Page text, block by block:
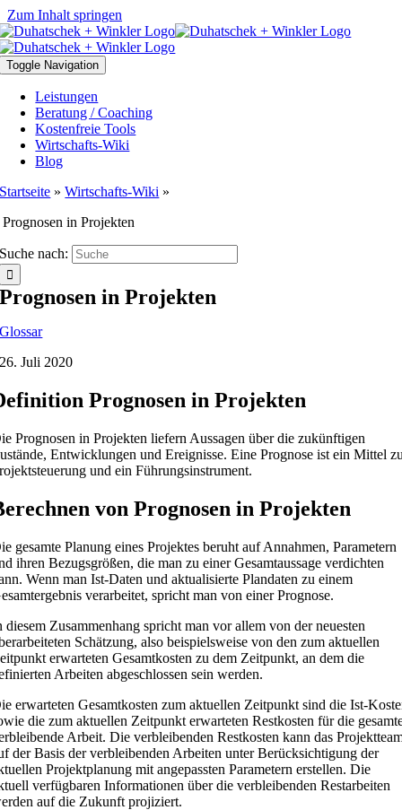
Zum Inhalt springen
Toggle Navigation
Leistungen
Beratung / Coaching
Kostenfreie Tools
Wirtschafts-Wiki
Blog
Startseite »Wirtschafts-Wiki »
Prognosen in Projekten
Suche nach:
Prognosen in Projekten
Glossar
26. Juli 2020
Prognosen in Projekten
Prognosen in Projekten liefern Aussagen über die zukünftigen
Entwicklungen und Ereignisse. Eine Prognose ist ein Mittel
und ein Führungsinstrument.
von Prognosen in Projekten
gesamte Planung eines Projektes beruht auf Annahmen, Parametern
ihren Bezugsgrößen, die man zu einer Gesamtaussage verdichten
Wenn man Ist-Daten und aktualisierte Plandaten zu einem
verarbeitet, spricht man von einer Prognose.
diesem Zusammenhang spricht man vor allem von der neuesten
Schätzung, also beispielsweise von den zum aktuellen
erwarteten Gesamtkosten zu dem Zeitpunkt, an dem die
Arbeiten abgeschlossen sein werden.
erwarteten Gesamtkosten zum aktuellen Zeitpunkt sind die Ist-
die zum aktuellen Zeitpunkt erwarteten Restkosten für die
Arbeit. Die verbleibenden Restkosten kann das
der Basis der verbleibenden Arbeiten unter Berücksichtigung der
Projektplanung mit angepassten Parametern erstellen. Die
verfügbaren Informationen über die verbleibenden Restarbeiten
auf die Zukunft projiziert.